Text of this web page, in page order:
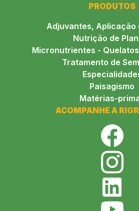
PRODUTOS
Adjuvantes, Aplicação
Nutrição de
Micronutrientes -
Tratamento de
Paisagismo
Matérias-
ACOMPANHE A